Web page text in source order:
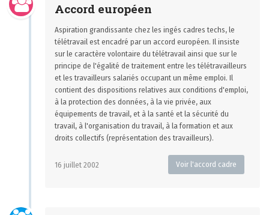
Accord européen
Aspiration grandissante chez les ingés cadres techs, le
télétravail est encadré par un accord européen. Il insiste
sur le caractère volontaire du télétravail ainsi que sur le
principe de l'égalité de traitement entre les télétravailleurs
et les travailleurs salariés occupant un même emploi. Il
contient des dispositions relatives aux conditions d'emploi,
à la protection des données, à la vie privée, aux
équipements de travail, et à la santé et la sécurité du
travail, à l'organisation du travail, à la formation et aux
droits collectifs (représentation des travailleurs).
Voir l'accord cadre
16 juillet 2002